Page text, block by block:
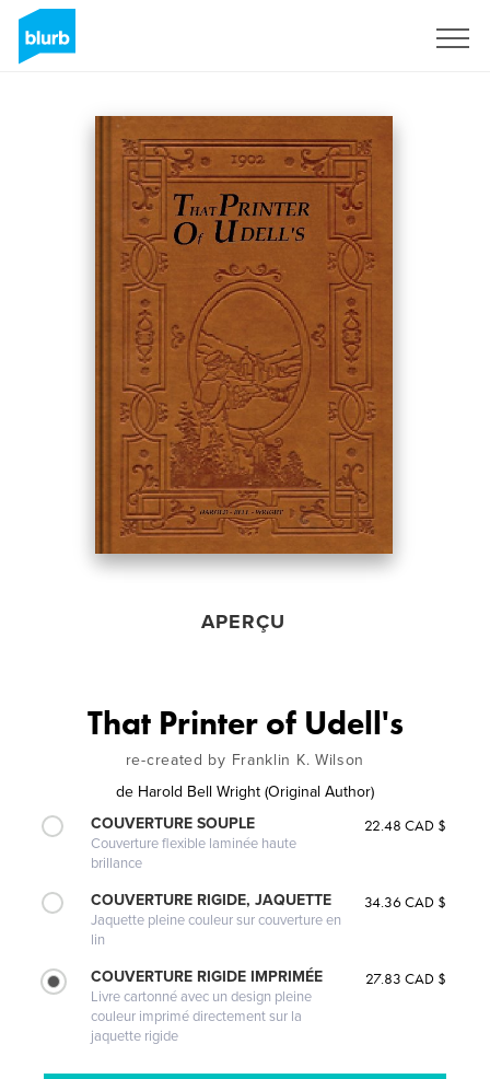
APERÇU
That Printer of Udell's
re-created by Franklin K. Wilson
de Harold Bell Wright (Original Author)
COUVERTURE SOUPLE
Couverture flexible laminée haute
brillance
22.48 CAD $
COUVERTURE RIGIDE, JAQUETTE
Jaquette pleine couleur sur couverture en
lin
34.36 CAD $
COUVERTURE RIGIDE IMPRIMÉE
Livre cartonné avec un design pleine
couleur imprimé directement sur la
jaquette rigide
27.83 CAD $